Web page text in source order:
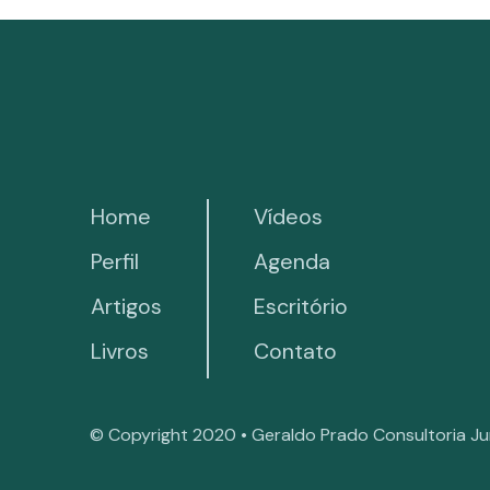
Home
Perfil
Artigos
Livros
Vídeos
Agenda
Escritório
Contato
© Copyright 2020 • Geraldo Prado Consultoria